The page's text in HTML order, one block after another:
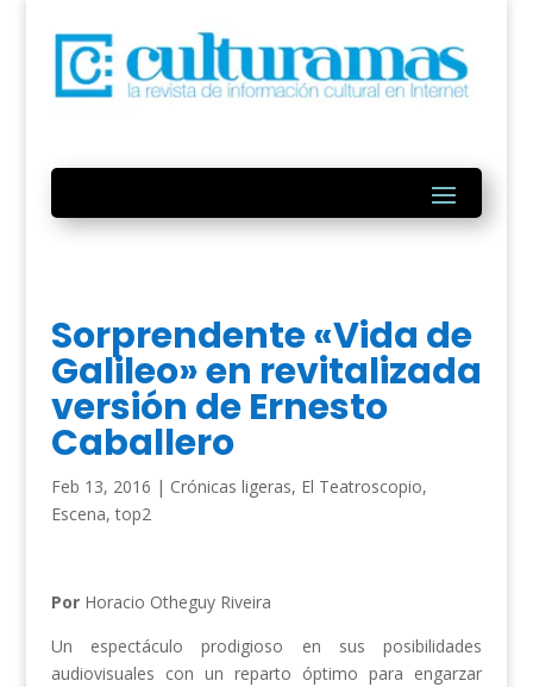
Sorprendente «Vida de
Galileo» en revitalizada
versión de Ernesto
Caballero
Feb 13, 2016 | Crónicas ligeras, El Teatroscopio,
Escena,top2
PorHoracio Otheguy Riveira
Un espectáculo prodigioso en sus posibilidades
audiovisuales con un reparto óptimo para engarzar